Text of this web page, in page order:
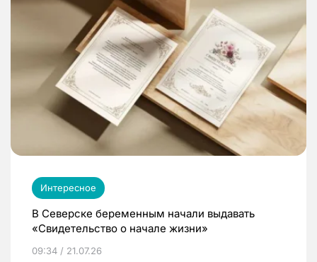
Интересное
В Северске беременным начали выдавать
«Свидетельство о начале жизни»
09:34 / 21.07.26